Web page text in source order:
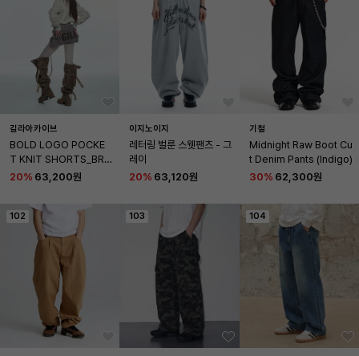
길라아카이브
BOLD LOGO POCKE
T KNIT SHORTS_BRO
WN
20% 63,200원
이지노이지
레터링 벌룬 스웻팬츠 - 그
레이
20% 63,120원
기철
Midnight Raw Boot Cu
t Denim Pants (Indigo)
30% 62,300원
102 103 104